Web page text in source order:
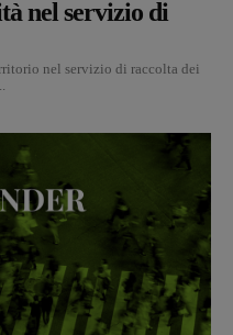
nel servizio di
nel servizio di raccolta dei